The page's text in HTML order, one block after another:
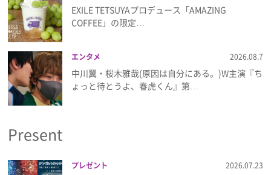
EXILE TETSUYAプロデュース「AMAZING
COFFEE」の限定…
エンタメ 2026.08.7
中川翼・桜木雅哉(原因は自分にある。)W主演『ち
ょっと待とうよ、春虎くん』第…
Present
プレゼント 2026.07.23